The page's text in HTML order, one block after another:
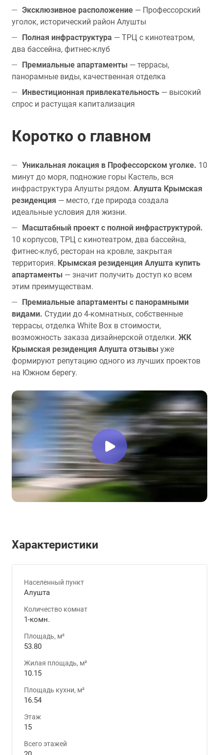
Эксклюзивное расположение — Профессорский
уголок, исторический район Алушты
Полная инфраструктура — ТРЦ с кинотеатром,
два бассейна, фитнес-клуб
Премиальные апартаменты — террасы,
панорамные виды, качественная отделка
Инвестиционная привлекательность — высокий
спрос и растущая капитализация
Коротко о главном
Уникальная локация в Профессорском уголке. 10
минут до моря, подножие горы Кастель, вся
инфраструктура Алушты рядом. Алушта Крымская
резиденция — место, где природа создала
идеальные условия для жизни.
Масштабный проект с полной инфраструктурой.
10 корпусов, ТРЦ с кинотеатром, два бассейна,
фитнес-клуб, ресторан на кровле, закрытая
территория. Крымская резиденция Алушта купить
апартаменты — значит получить доступ ко всем
этим преимуществам.
Премиальные апартаменты с панорамными
видами. Студии до 4-комнатных, собственные
террасы, отделка White Box в стоимости,
возможность заказа дизайнерской отделки. ЖК
Крымская резиденция Алушта отзывы уже
формируют репутацию одного из лучших проектов
на Южном берегу.
Характеристики
Населенный пункт
Алушта
Количество комнат
1-комн.
Площадь, м²
53.80
Жилая площадь, м²
10.15
Площадь кухни, м²
16.54
Этаж
15
Всего этажей